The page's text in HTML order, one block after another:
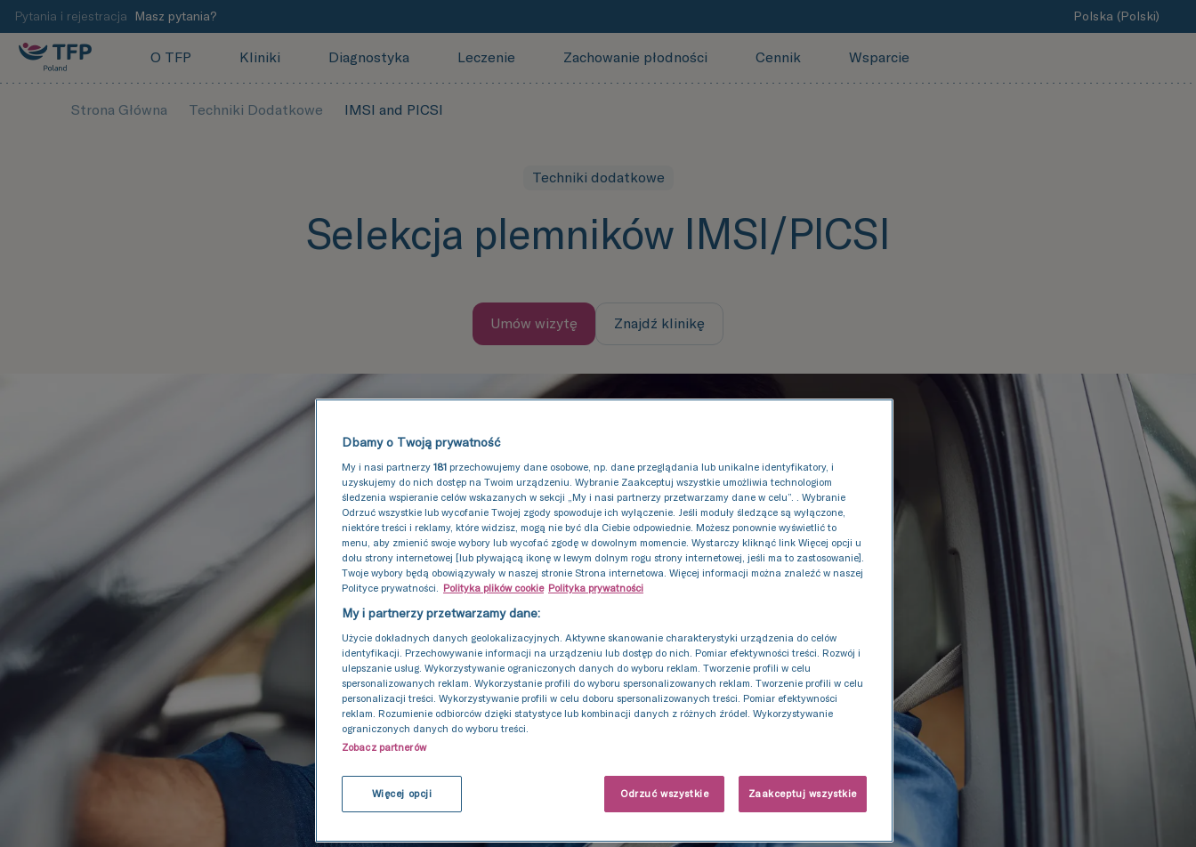
Pytania i rejestracja Masz pytania? Polska (Polski)
O TFP Kliniki Diagnostyka Leczenie Zachowanie płodności Cennik Wsparcie
Strona Główna Techniki Dodatkowe IMSI and PICSI
Techniki dodatkowe
Selekcja plemników IMSI/PICSI
Umów wizytę Znajdź klinikę
Dbamy o Twoją prywatność
My i nasi partnerzy 181 przechowujemy dane osobowe, np. dane przeglądania lub unikalne identyfikatory, i
uzyskujemy do nich dostęp na Twoim urządzeniu. Wybranie Zaakceptuj wszystkie umożliwia technologiom
śledzenia wspieranie celów wskazanych w sekcji „My i nasi partnerzy przetwarzamy dane w celu”. . Wybranie
Odrzuć wszystkie lub wycofanie Twojej zgody spowoduje ich wyłączenie. Jeśli moduły śledzące są wyłączone,
niektóre treści i reklamy, które widzisz, mogą nie być dla Ciebie odpowiednie. Możesz ponownie wyświetlić to
menu, aby zmienić swoje wybory lub wycofać zgodę w dowolnym momencie. Wystarczy kliknąć link Więcej opcji u
dołu strony internetowej [lub pływającą ikonę w lewym dolnym rogu strony internetowej, jeśli ma to zastosowanie].
Twoje wybory będą obowiązywały w naszej stronie Strona internetowa. Więcej informacji można znaleźć w naszej
Polityce prywatności. Polityka plików cookie Polityka prywatności
My i partnerzy przetwarzamy dane:
Użycie dokładnych danych geolokalizacyjnych. Aktywne skanowanie charakterystyki urządzenia do celów
identyfikacji. Przechowywanie informacji na urządzeniu lub dostęp do nich. Pomiar efektywności treści. Rozwój i
ulepszanie usług. Wykorzystywanie ograniczonych danych do wyboru reklam. Tworzenie profili w celu
spersonalizowanych reklam. Wykorzystanie profili do wyboru spersonalizowanych reklam. Tworzenie profili w celu
personalizacji treści. Wykorzystywanie profili w celu doboru spersonalizowanych treści. Pomiar efektywności
reklam. Rozumienie odbiorców dzięki statystyce lub kombinacji danych z różnych źródeł. Wykorzystywanie
ograniczonych danych do wyboru treści.
Zobacz partnerów
Więcej opcji Odrzuć wszystkie Zaakceptuj wszystkie